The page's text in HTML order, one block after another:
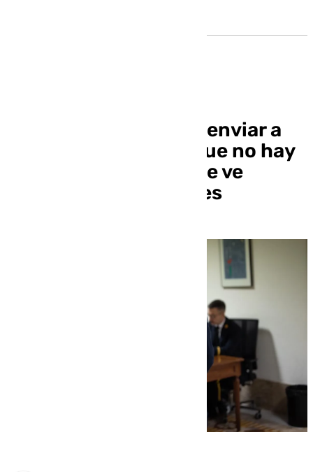
El Supremo descarta enviar a
prisión a Ábalos porque no hay
riesgo de fuga aunque ve
indicios «consistentes